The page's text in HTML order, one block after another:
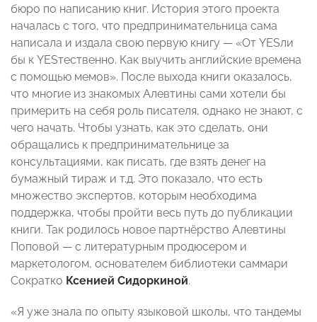
бюро по написанию книг. История этого проекта
началась с того, что предпринимательница сама
написала и издала свою первую книгу — «От YESли
бы к YESтественно. Как выучить английские времена
с помощью мемов». После выхода книги оказалось,
что многие из знакомых Алевтины сами хотели бы
примерить на себя роль писателя, однако не знают, с
чего начать. Чтобы узнать, как это сделать, они
обращались к предпринимательнице за
консультациями, как писать, где взять денег на
бумажный тираж и т.д. Это показало, что есть
множество экспертов, которым необходима
поддержка, чтобы пройти весь путь до публикации
книги. Так родилось новое партнёрство Алевтины
Поповой — с литературным продюсером и
маркетологом, основателем библиотеки саммари
Сократко Ксенией Сидоркиной.
«Я уже знала по опыту языковой школы, что тандемы